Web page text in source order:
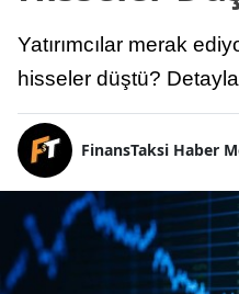
Yatırımcılar merak
hisseler düştü?
FinansTaksi Haber